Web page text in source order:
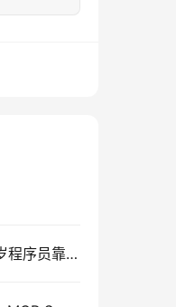
90%代码AI写！微软狂裁6000人背后：35岁程序员靠3招逆袭，收入反涨40%